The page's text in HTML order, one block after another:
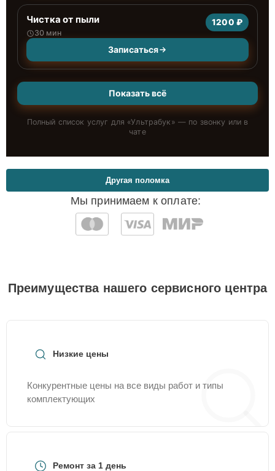
Чистка от пыли
30 мин
1200 ₽
Записаться
Показать всё
Полный список услуг для «Ультрабук » — по звонку или в
чате
Мы принимаем к оплате:
Другая поломка
Преимущества нашего сервисного центра
Низкие цены
Конкурентные цены на все виды работ и типы
комплектующих
Ремонт за 1 день